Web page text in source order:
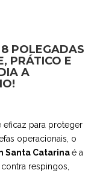
POLEGADAS
PRÁTICO E
A
eficaz para proteger
operacionais, o
Santa Catarinaé a
respingos,